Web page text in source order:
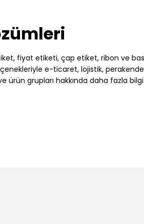
fiyat etiketi, çap etiket, ribon ve
e-ticaret, lojistik,
ürün grupları hakkında daha fazla bilgi